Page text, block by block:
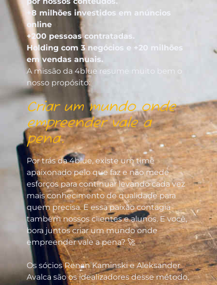
+8 milhões investidos em anúncios
online
+200 pessoas contratadas.
Holding com 3 negócios e +20 milhões
em vendas anuais.
A missão da 4blue resume muito bem o
nosso propósito:
Criar um mundo onde
empreender vale a
pena.
Por trás da 4blue, existe um time
apaixonado pelo que faz e não mede
esforços para continuar levando cada vez
mais conhecimento de qualidade para
quem precisa. E essa paixão contagia
também nossos clientes e alunos. E você,
bora juntos criar um mundo onde
empreender vale a pena? 🚀
Os sócios Renan Kaminski e Aleksander
Avalca são os idealizadores desse método,